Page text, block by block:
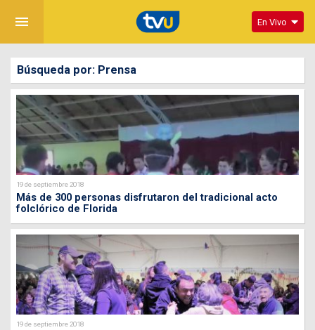
menu En Vivo
Búsqueda por: Prensa
19 de septiembre 2018
Más de 300 personas disfrutaron del tradicional acto
folclórico de Florida
19 de septiembre 2018